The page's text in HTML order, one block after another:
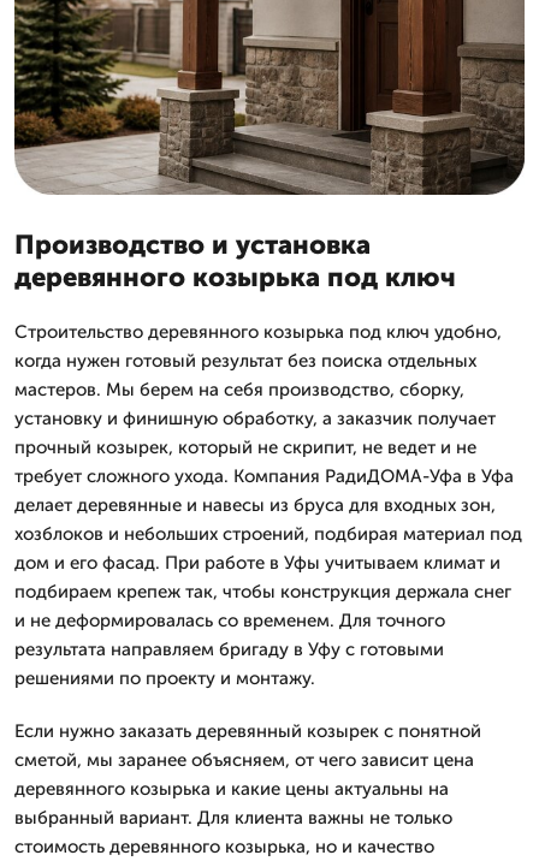
Производство и установка
деревянного козырька под ключ
Строительство деревянного козырька под ключ удобно,
когда нужен готовый результат без поиска отдельных
мастеров. Мы берем на себя производство, сборку,
установку и финишную обработку, а заказчик получает
прочный козырек, который не скрипит, не ведет и не
требует сложного ухода. Компания РадиДОМА-Уфа в Уфа
делает деревянные и навесы из бруса для входных зон,
хозблоков и небольших строений, подбирая материал под
дом и его фасад. При работе в Уфы учитываем климат и
подбираем крепеж так, чтобы конструкция держала снег
и не деформировалась со временем. Для точного
результата направляем бригаду в Уфу с готовыми
решениями по проекту и монтажу.
Если нужно заказать деревянный козырек с понятной
сметой, мы заранее объясняем, от чего зависит цена
деревянного козырька и какие цены актуальны на
выбранный вариант. Для клиента важны не только
стоимость деревянного козырька, но и качество